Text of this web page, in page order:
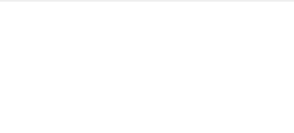
nécessitant un geste de relèvement.
[debridement], on entend :
de replis synoviaux et/ou d'ostéophytes
de fragments fibrocartilagineux et/ou d'autres chondropathies